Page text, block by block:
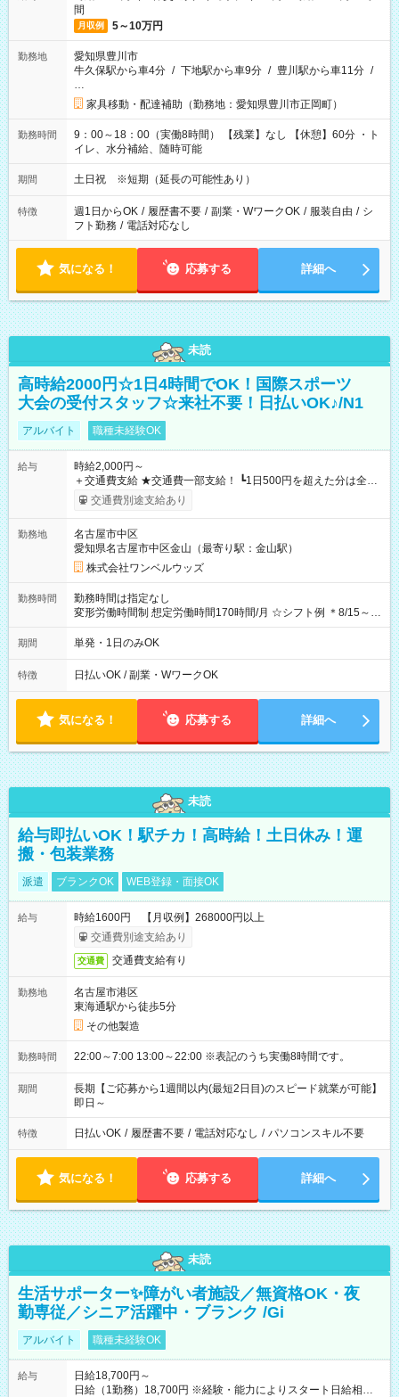
間
月収例 5～10万円
勤務地
愛知県豊川市
牛久保駅から車4分 / 下地駅から車9分 / 豊川駅から車11分 /
…
家具移動・配達補助（勤務地：愛知県豊川市正岡町）
勤務時間
9：00～18：00（実働8時間） 【残業】なし 【休憩】60分 ・ト
イレ、水分補給、随時可能
期間 土日祝 ※短期（延長の可能性あり）
特徴 週1日からOK / 履歴書不要 / 副業・WワークOK / 服装自由 / シ
フト勤務 / 電話対応なし
気になる！ 応募する 詳細へ
未読
高時給2000円☆1日4時間でOK！国際スポーツ
大会の受付スタッフ☆来社不要！日払いOK♪/N1
アルバイト 職種未経験OK
給与
時給2,000円～
＋交通費支給 ★交通費一部支給！ ┗1日500円を超えた分は全額
支給！ ※往復500円以内の方は自己負担となります ★日払い
OK！（規定あり） ┗働いたその日に現金GET♪ お仕事後はコン
期間なし
交通費別途支給あり
勤務地
名古屋市中区
愛知県名古屋市中区金山（最寄り駅：金山駅）
株式会社ワンベルウッズ
勤務時間
勤務時間は指定なし
変形労働時間制 想定労働時間170時間/月 ☆シフト例 ＊8/15～
10/26 全日共通 08：00～12：00 17：00～21：00 ＊8/31
～9/19のみ下記シフトもあります！ 12：00～16：00 ＊9/6～
00
期間 単発・1日のみOK
特徴 日払いOK / 副業・WワークOK
気になる！ 応募する 詳細へ
未読
給与即払いOK！駅チカ！高時給！土日休み！運
搬・包装業務
派遣 ブランクOK WEB登録・面接OK
給与
時給1600円 【月収例】268000円以上
交通費別途支給あり
交通費 交通費支給有り
勤務地
名古屋市港区
東海通駅から徒歩5分
その他製造
勤務時間 22:00～7:00 13:00～22:00 ※表記のうち実働8時間です。
期間
長期【ご応募から1週間以内(最短2日目)のスピード就業が可能】
即日～
特徴 日払いOK / 履歴書不要 / 電話対応なし / パソコンスキル不要
気になる！ 応募する 詳細へ
未読
生活サポーター✨障がい者施設／無資格OK・夜
勤専従／シニア活躍中・ブランク /Gi
アルバイト 職種未経験OK
給与
日給18,700円～
日給（1勤務）18,700円 ※経験・能力によりスタート日給相談